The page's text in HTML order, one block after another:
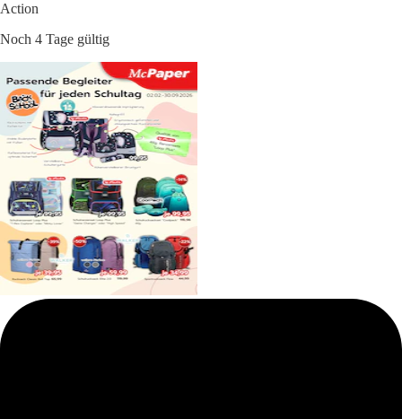
Action
Noch 4 Tage gültig